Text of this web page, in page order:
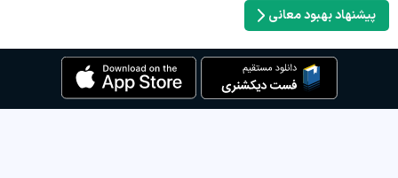
پیشنهاد بهبود معانی